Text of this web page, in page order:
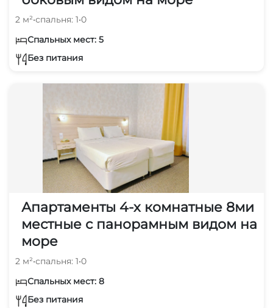
2 м²•спальня: 1•0
Спальных мест: 5
Без питания
Апартаменты 4-х комнатные 8ми
местные с панорамным видом на
море
2 м²•спальня: 1•0
Спальных мест: 8
Без питания